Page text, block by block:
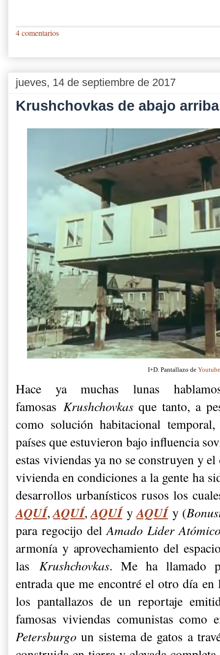
4 comentarios
jueves, 14 de septiembre de 2017
Krushchovkas de abajo arriba
I+D. Pantallazo de Youtube
Hace ya muchas lunas
famosas Krushchovkasque tanto, a
como solución habitacional
países que estuvieron bajo influencia
estas viviendas ya no se construyen y
vivienda en condiciones a la gente ha
desarrollos urbanísticos rusos los
AQUÍ,AQUÍ,AQUÍyAQUÍy (
para regocijo del Amado Lider
armonía y aprovechamiento del
las Krushchovkas. Me ha llamado
entrada que me encontré el otro día en
los pantallazos de un reportaje
famosas viviendas comunistas
Petersburgoun sistema de gatos a